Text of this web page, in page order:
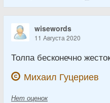
wisewords
11 Августа 2020
Толпа бесконечно
Михаил Гуцериев
Нет оценок